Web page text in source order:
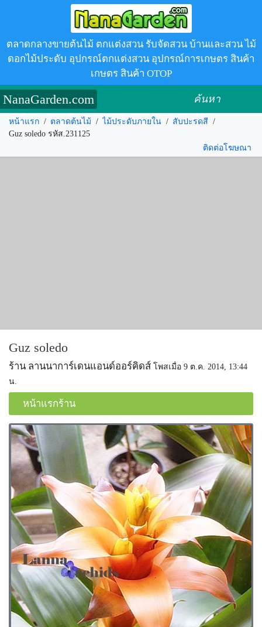
ตลาดกลางขายต้นไม้ ตกแต่งสวน รับจัดสวน บ้านและสวน ไม้
ดอกไม้ประดับ อุปกรณ์ตกแต่งสวน อุปกรณ์การเกษตร สินค้า
เกษตร สินค้า OTOP
NanaGarden.com ค้นหา
หน้าแรก / ตลาดต้นไม้ / ไม้ประดับภายใน / สับปะรดสี /
Guz soledo รหัส.231125
ติดต่อโฆษณา
Guz soledo
ร้าน ลานนาการ์เดนแอนด์ออร์คิดส์ โพสเมื่อ 9 ต.ค. 2014, 13:44
น.
หน้าแรกร้าน